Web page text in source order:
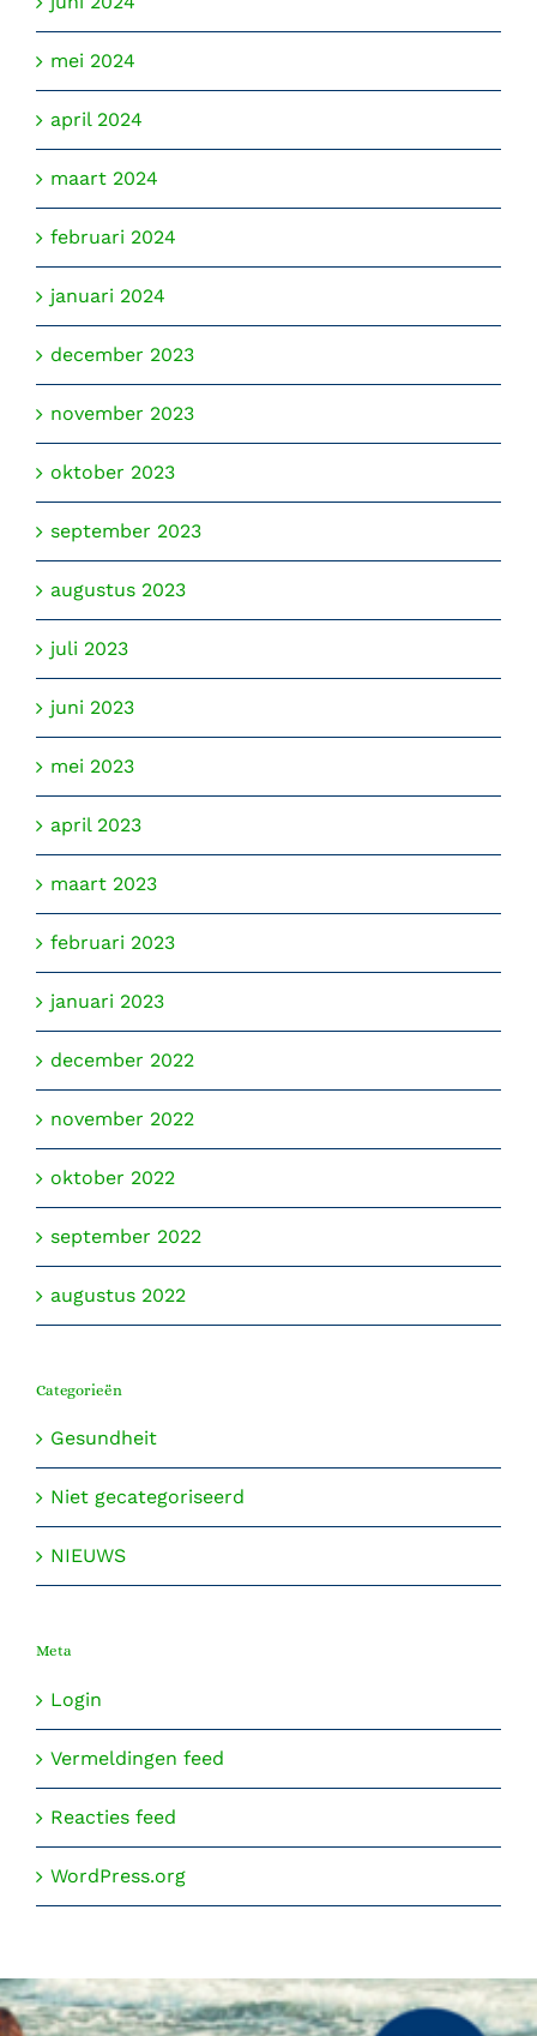
mei 2024
april 2024
maart 2024
februari 2024
januari 2024
december 2023
november 2023
oktober 2023
september 2023
augustus 2023
juli 2023
juni 2023
mei 2023
april 2023
maart 2023
februari 2023
januari 2023
december 2022
november 2022
oktober 2022
september 2022
augustus 2022
Categorieën
Gesundheit
Niet gecategoriseerd
NIEUWS
Meta
Login
Vermeldingen feed
Reacties feed
WordPress.org